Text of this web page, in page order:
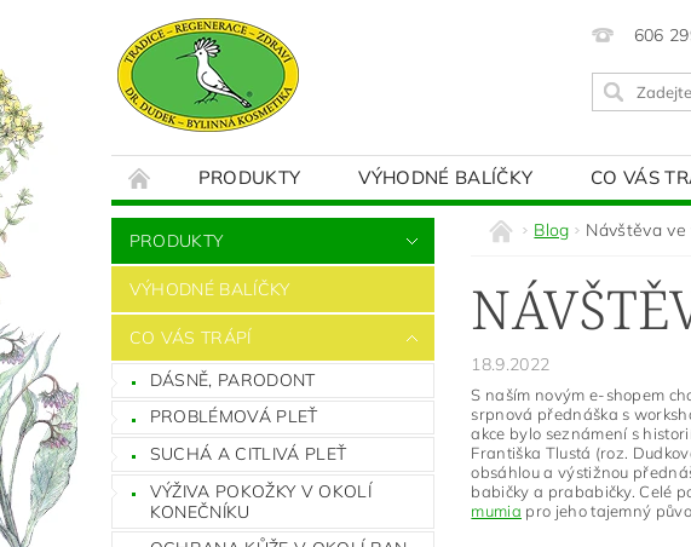
606
PRODUKTY VÝHODNÉ BALÍČKY CO VÁS
OBCHODNÍ PODMÍNKY
DOPRAVA A PLATBA
PRODUKTY
VÝHODNÉ BALÍČKY
CO VÁS TRÁPÍ
DÁSNĚ, PARODONT
PROBLÉMOVÁ PLEŤ
SUCHÁ A CITLIVÁ PLEŤ
VÝŽIVA POKOŽKY V OKOLÍ
KONEČNÍKU
Blog Návštěva ve
18.9.2022
S naším novým e-shopem
srpnová přednáška s
akce bylo seznámení s
Františka Tlustá (roz.
obsáhlou a výstižnou
babičky a prababičky. Celé
mumia pro jeho tajemný